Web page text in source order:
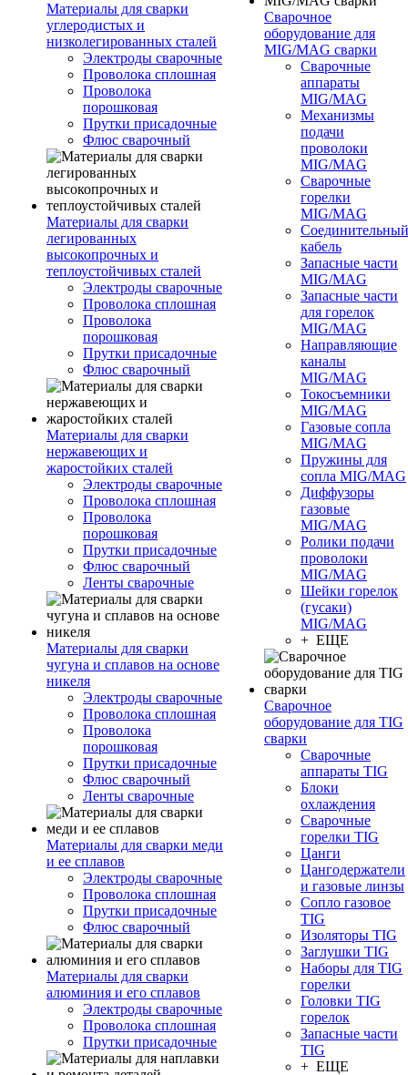
Материалы для сварки
углеродистых и
низколегированных сталей
Электроды сварочные
Проволока сплошная
Проволока
порошковая
Прутки присадочные
Флюс сварочный
Материалы для сварки
легированных
высокопрочных и
теплоустойчивых сталей
Электроды сварочные
Проволока сплошная
Проволока
порошковая
Прутки присадочные
Флюс сварочный
Материалы для сварки
нержавеющих и
жаростойких сталей
Электроды сварочные
Проволока сплошная
Проволока
порошковая
Прутки присадочные
Флюс сварочный
Ленты сварочные
Материалы для сварки
чугуна и сплавов на основе
никеля
Электроды сварочные
Проволока сплошная
Проволока
порошковая
Прутки присадочные
Флюс сварочный
Ленты сварочные
Материалы для сварки меди
и ее сплавов
Электроды сварочные
Проволока сплошная
Прутки присадочные
Флюс сварочный
Материалы для сварки
алюминия и его сплавов
Электроды сварочные
Проволока сплошная
Прутки присадочные
Сварочное
оборудование для
MIG/MAG сварки
Сварочные
аппараты
MIG/MAG
Механизмы
подачи
проволоки
MIG/MAG
Сварочные
горелки
MIG/MAG
Соединительный
кабель
Запасные части
MIG/MAG
Запасные части
для горелок
MIG/MAG
Направляющие
каналы
MIG/MAG
Токосъемники
MIG/MAG
Газовые сопла
MIG/MAG
Пружины для
сопла MIG/MAG
Диффузоры
газовые
MIG/MAG
Ролики подачи
проволоки
MIG/MAG
Шейки горелок
(гусаки)
MIG/MAG
+ ЕЩЕ
Сварочное
оборудование для TIG
сварки
Сварочные
аппараты TIG
Блоки
охлаждения
Сварочные
горелки TIG
Цанги
Цангодержатели
и газовые линзы
Сопло газовое
TIG
Изоляторы TIG
Заглушки TIG
Наборы для TIG
горелки
Головки TIG
горелок
Запасные части
TIG
+ ЕЩЕ